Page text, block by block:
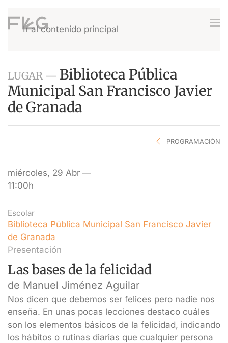
Ir al contenido principal
LUGAR — Biblioteca Pública
Municipal San Francisco Javier
de Granada
PROGRAMACIÓN
miércoles, 29 Abr —
11:00h
Escolar
Biblioteca Pública Municipal San Francisco Javier
de Granada
Presentación
Las bases de la felicidad
de Manuel Jiménez Aguilar
Nos dicen que debemos ser felices pero nadie nos
enseña. En unas pocas lecciones destaco cuáles
son los elementos básicos de la felicidad, indicando
los hábitos o rutinas diarias que cualquier persona